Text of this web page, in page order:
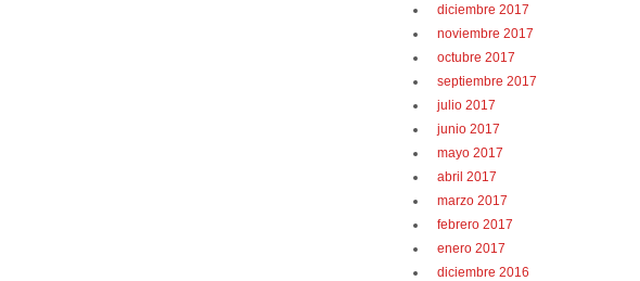
diciembre 2017
noviembre 2017
octubre 2017
septiembre 2017
julio 2017
junio 2017
mayo 2017
abril 2017
marzo 2017
febrero 2017
enero 2017
diciembre 2016